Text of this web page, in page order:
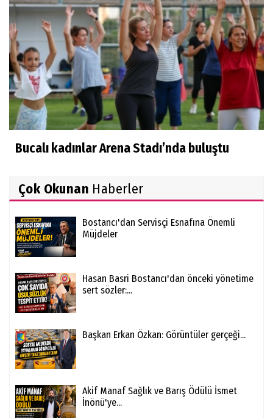
Bucalı kadınlar Arena Stadı’nda buluştu
Çok Okunan Haberler
Bostancı'dan Servisçi Esnafına Önemli
Müjdeler
Hasan Basri Bostancı'dan önceki yönetime
sert sözler:...
Başkan Erkan Özkan: Görüntüler gerçeği...
Akif Manaf Sağlık ve Barış Ödülü İsmet
İnönü'ye...